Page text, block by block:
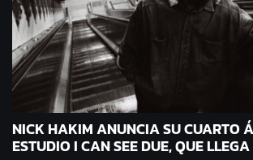
NICK HAKIM ANUNCIA SU CUARTO
ESTUDIO I CAN SEE DUE, QUE